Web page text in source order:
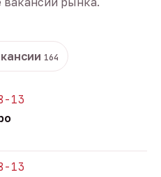
164
13
13